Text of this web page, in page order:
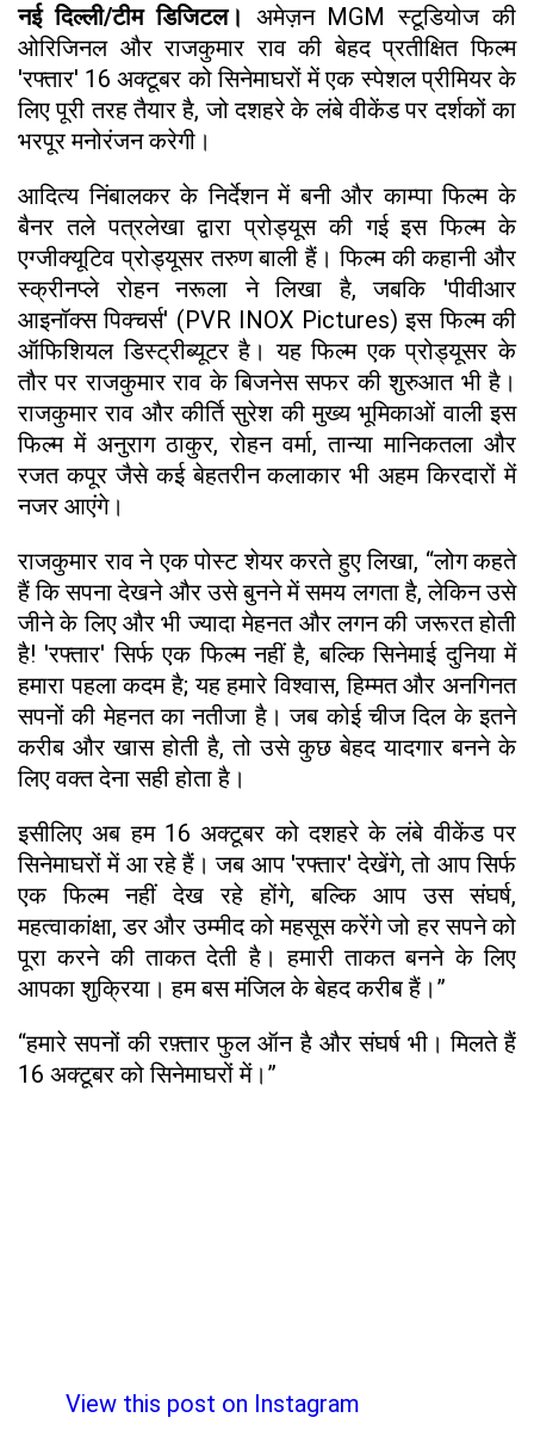
नई दिल्ली/टीम डिजिटल। अमेज़न MGM स्टूडियोज की
ओरिजिनल और राजकुमार राव की बेहद प्रतीक्षित फिल्म
'रफ्तार' 16 अक्टूबर को सिनेमाघरों में एक स्पेशल प्रीमियर के
लिए पूरी तरह तैयार है, जो दशहरे के लंबे वीकेंड पर दर्शकों का
भरपूर मनोरंजन करेगी।
आदित्य निंबालकर के निर्देशन में बनी और काम्पा फिल्म के
बैनर तले पत्रलेखा द्वारा प्रोड्यूस की गई इस फिल्म के
एग्जीक्यूटिव प्रोड्यूसर तरुण बाली हैं। फिल्म की कहानी और
स्क्रीनप्ले रोहन नरूला ने लिखा है, जबकि 'पीवीआर
आइनॉक्स पिक्चर्स' (PVR INOX Pictures) इस फिल्म की
ऑफिशियल डिस्ट्रीब्यूटर है। यह फिल्म एक प्रोड्यूसर के
तौर पर राजकुमार राव के बिजनेस सफर की शुरुआत भी है।
राजकुमार राव और कीर्ति सुरेश की मुख्य भूमिकाओं वाली इस
फिल्म में अनुराग ठाकुर, रोहन वर्मा, तान्या मानिकतला और
रजत कपूर जैसे कई बेहतरीन कलाकार भी अहम किरदारों में
नजर आएंगे।
राजकुमार राव ने एक पोस्ट शेयर करते हुए लिखा, “लोग कहते
हैं कि सपना देखने और उसे बुनने में समय लगता है, लेकिन उसे
जीने के लिए और भी ज्यादा मेहनत और लगन की जरूरत होती
है! 'रफ्तार' सिर्फ एक फिल्म नहीं है, बल्कि सिनेमाई दुनिया में
हमारा पहला कदम है; यह हमारे विश्वास, हिम्मत और अनगिनत
सपनों की मेहनत का नतीजा है। जब कोई चीज दिल के इतने
करीब और खास होती है, तो उसे कुछ बेहद यादगार बनने के
लिए वक्त देना सही होता है।
इसीलिए अब हम 16 अक्टूबर को दशहरे के लंबे वीकेंड पर
सिनेमाघरों में आ रहे हैं। जब आप 'रफ्तार' देखेंगे, तो आप सिर्फ
एक फिल्म नहीं देख रहे होंगे, बल्कि आप उस संघर्ष,
महत्वाकांक्षा, डर और उम्मीद को महसूस करेंगे जो हर सपने को
पूरा करने की ताकत देती है। हमारी ताकत बनने के लिए
आपका शुक्रिया। हम बस मंजिल के बेहद करीब हैं।”
“हमारे सपनों की रफ़्तार फुल ऑन है और संघर्ष भी। मिलते हैं
16 अक्टूबर को सिनेमाघरों में।”
View this post on Instagram